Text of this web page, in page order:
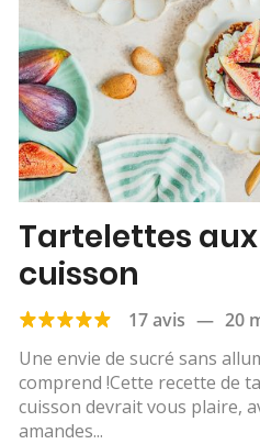
Tartelettes
cuisson
17 avis — 20
Une envie de sucré sans
comprend !Cette recette de
cuisson devrait vous plaire,
amandes...